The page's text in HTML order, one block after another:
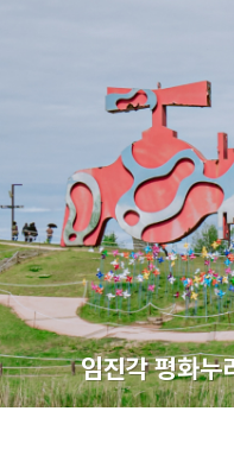
임진각 평화누